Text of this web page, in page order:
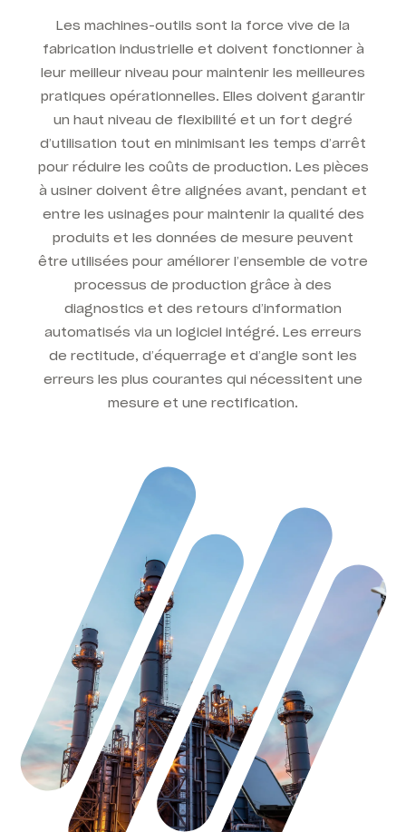
Les machines-outils sont la force vive de la
fabrication industrielle et doivent fonctionner à
leur meilleur niveau pour maintenir les meilleures
pratiques opérationnelles. Elles doivent garantir
un haut niveau de flexibilité et un fort degré
d’utilisation tout en minimisant les temps d’arrêt
pour réduire les coûts de production. Les pièces
à usiner doivent être alignées avant, pendant et
entre les usinages pour maintenir la qualité des
produits et les données de mesure peuvent
être utilisées pour améliorer l’ensemble de votre
processus de production grâce à des
diagnostics et des retours d’information
automatisés via un logiciel intégré. Les erreurs
de rectitude, d’équerrage et d’angle sont les
erreurs les plus courantes qui nécessitent une
mesure et une rectification.